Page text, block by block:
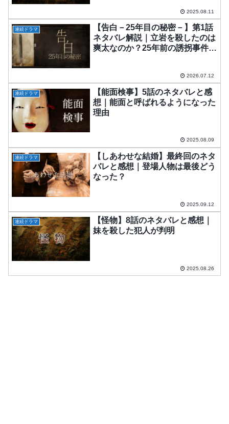
2025.08.11
連続ドラマ
【告白－25年目の秘密－】第1話
ネタバレ解説｜立岩を殺したのは
爽太なのか？25年前の誘拐事件と
2026.07.12
連続ドラマ
【能面検事】5話のネタバレと感
想｜能面と呼ばれるようになった
理由
2025.08.09
連続ドラマ
【しあわせな結婚】最終回のネタ
バレと感想｜登場人物は最後どう
なった？
2025.09.12
連続ドラマ
【怪物】8話のネタバレと感想｜
妹を殺した犯人が判明
2025.08.26